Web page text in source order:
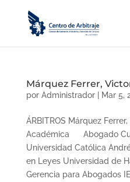
Márquez Ferrer,
por Administrador| Mar 5,
ÁRBITROS Márquez
Académica Abogado
Universidad Católica
en Leyes Universidad de
Gerencia para Abogados